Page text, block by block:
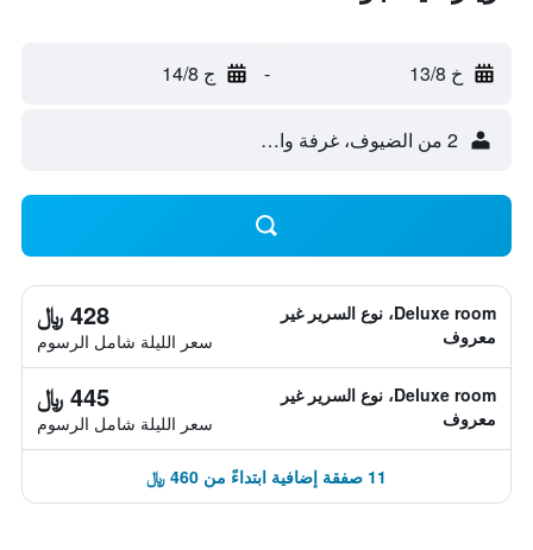
خ 13/8 - ج 14/8
2 من الضيوف، غرفة واحدة
Deluxe room، نوع السرير غير
معروف
428 ﷼
سعر الليلة شامل الرسوم
Deluxe room، نوع السرير غير
معروف
445 ﷼
سعر الليلة شامل الرسوم
11 صفقة إضافية ابتداءً من 460 ﷼